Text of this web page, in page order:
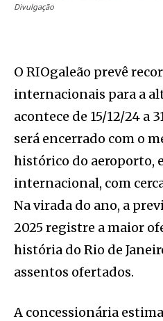
Divulgação
O RIOgaleão prevê
internacionais para a
acontece de 15/12/24 a
será encerrado com o
histórico do aeroporto,
internacional, com
Na virada do ano, a
2025 registre a maior
história do Rio de
assentos ofertados.
A concessionária